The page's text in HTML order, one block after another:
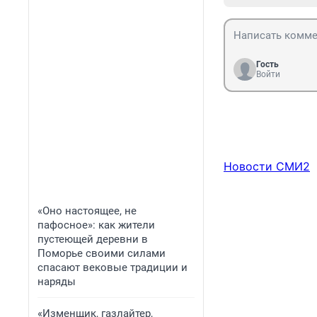
«Оно настоящее, не
пафосное»: как жители
пустеющей деревни в
Поморье своими силами
спасают вековые традиции и
наряды
«Изменщик, газлайтер,
Гость
Войти
Новости СМИ2